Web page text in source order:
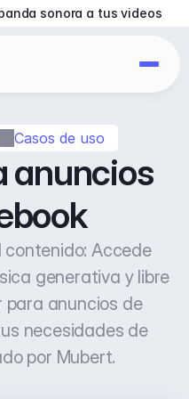
Casos de uso
anuncios
contenido: Accede
generativa y libre
para anuncios de
necesidades de
por Mubert.
sonora a tus videos